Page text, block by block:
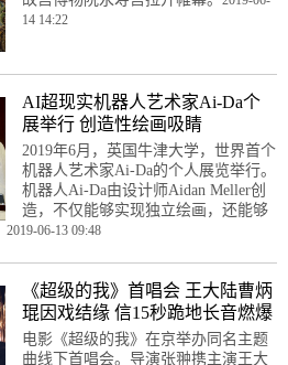
14 14:22
AI超现实机器人艺术家Ai-Da个
展举行 创造性绘画吸睛
2019年6月，英国牛津大学，世界首个
机器人艺术家Ai-Da的个人展览举行。
机器人Ai-Da由设计师Aidan Meller创
造，不仅能够实现独立绘画，还能够
2019-06-13 09:48
《超级的我》首唱会 王大陆曹炳
琨因戏结缘 信15秒跪地长音燃爆
电影《超级的我》在京举办同名主题
曲线下首唱会。导演张翀携主演王大